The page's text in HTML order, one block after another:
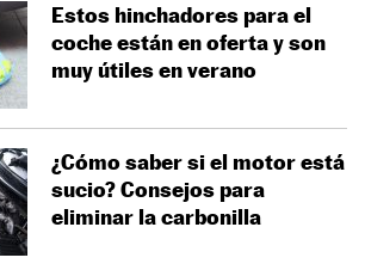
Estos hinchadores para el
coche están en oferta y son
muy útiles en verano
¿Cómo saber si el motor está
sucio? Consejos para
eliminar la carbonilla